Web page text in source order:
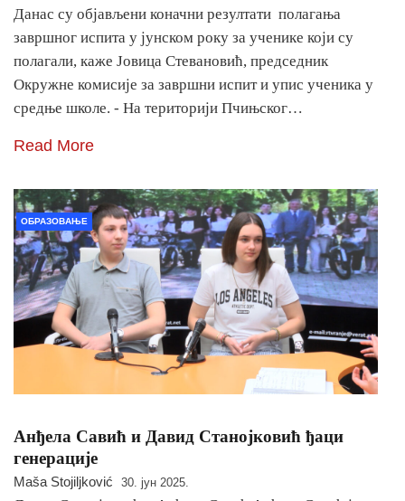
Данас су објављени коначни резултати полагања
завршног испита у јунском року за ученике који су
полагали, каже Јовица Стевановић, председник
Окружне комисије за завршни испит и упис ученика у
средње школе. - На територији Пчињског…
Read More
ОБРАЗОВАЊЕ
Анђела Савић и Давид Станојковић ђаци
генерације
Maša Stojiljković 30. јун 2025.